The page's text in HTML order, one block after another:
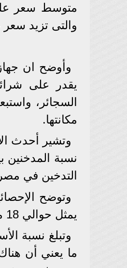
والتى تزيد سعر
وأوضح ان جهاز
يقدر على
السجائر،
مكانتها.
وتشير أحدث
التدخين في
يمثل حوالي 18 مليون نسمة وفقًا، لتقديرات السكان لعام 2020.